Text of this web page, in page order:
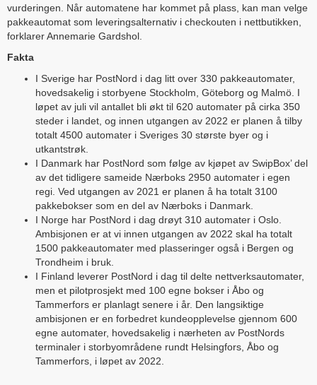
vurderingen. Når automatene har kommet på plass, kan man velge
pakkeautomat som leveringsalternativ i checkouten i nettbutikken,
forklarer Annemarie Gardshol.
Fakta
I Sverige har PostNord i dag litt over 330 pakkeautomater,
hovedsakelig i storbyene Stockholm, Göteborg og Malmö. I
løpet av juli vil antallet bli økt til 620 automater på cirka 350
steder i landet, og innen utgangen av 2022 er planen å tilby
totalt 4500 automater i Sveriges 30 største byer og i
utkantstrøk.
I Danmark har PostNord som følge av kjøpet av SwipBox’ del
av det tidligere sameide Nærboks 2950 automater i egen
regi. Ved utgangen av 2021 er planen å ha totalt 3100
pakkebokser som en del av Nærboks i Danmark.
I Norge har PostNord i dag drøyt 310 automater i Oslo.
Ambisjonen er at vi innen utgangen av 2022 skal ha totalt
1500 pakkeautomater med plasseringer også i Bergen og
Trondheim i bruk.
I Finland leverer PostNord i dag til delte nettverksautomater,
men et pilotprosjekt med 100 egne bokser i Åbo og
Tammerfors er planlagt senere i år. Den langsiktige
ambisjonen er en forbedret kundeopplevelse gjennom 600
egne automater, hovedsakelig i nærheten av PostNords
terminaler i storbyområdene rundt Helsingfors, Åbo og
Tammerfors, i løpet av 2022.